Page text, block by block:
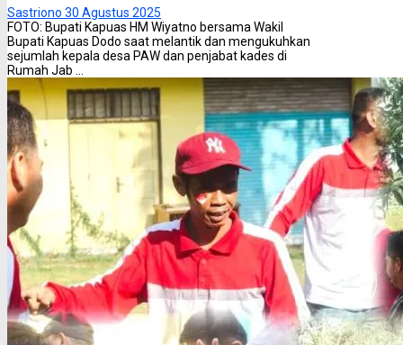
Sastriono 30 Agustus 2025
FOTO: Bupati Kapuas HM Wiyatno bersama Wakil
Bupati Kapuas Dodo saat melantik dan mengukuhkan
sejumlah kepala desa PAW dan penjabat kades di
Rumah Jab ...